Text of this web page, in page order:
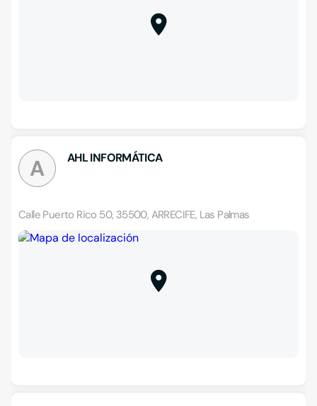
A AHL INFORMÁTICA
Calle Puerto Rico 50, 35500, ARRECIFE, Las Palmas